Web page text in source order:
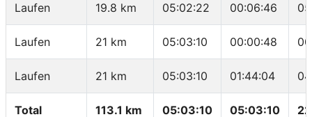
Laufen 19.8 km 05:02:22 00:06:46
Laufen 21 km 05:03:10 00:00:48
Laufen 21 km 05:03:10 01:44:04
Total 113.1 km 05:03:10 05:03:10